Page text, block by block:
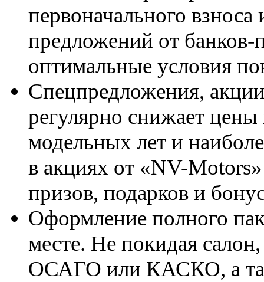
первоначального
предложений от банков-
оптимальные условия
Спецпредложения,
регулярно снижает
модельных лет и
в акциях от «NV-
призов, подарков и
Оформление полного
месте. Не покидая
ОСАГО или КАСКО, а